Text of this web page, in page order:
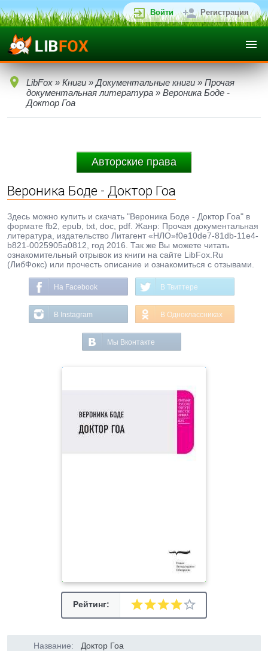
Войти Регистрация
LibFox » Книги » Документальные книги » Прочая
документальная литература » Вероника Боде -
Доктор Гоа
Авторские права
Вероника Боде - Доктор Гоа
Здесь можно купить и скачать "Вероника Боде - Доктор Гоа" в
формате fb2, epub, txt, doc, pdf. Жанр: Прочая документальная
литература, издательство Литагент «НЛО»f0e10de7-81db-11e4-
b821-0025905a0812, год 2016. Так же Вы можете читать
ознакомительный отрывок из книги на сайте LibFox.Ru
(ЛибФокс) или прочесть описание и ознакомиться с отзывами.
На Facebook В Твиттере
В Instagram В Одноклассниках
Мы Вконтакте
Рейтинг:
Название: Доктор Гоа